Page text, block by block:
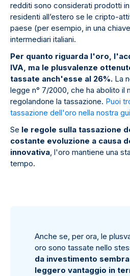
redditi sono considerati prodotti
residenti all’estero se le cripto-
paese (per esempio, in una
intermediari italiani.
Per quanto riguarda l'oro,
IVA, ma le plusvalenze
tassate anch'esse al 26%. La
legge n° 7/2000, che ha abolito il
regolandone la tassazione. Puoi
tassazione dell'oro nella nostra
Se le regole sulla tassazione
costante evoluzione a causa
innovativa, l'oro mantiene una
tempo.
Anche se, per ora, le
oro sono tassate nello
da investimento
leggero vantaggio in